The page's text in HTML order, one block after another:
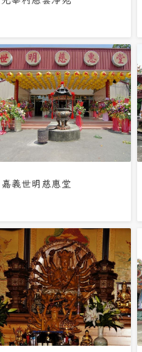
嘉義世明慈惠堂